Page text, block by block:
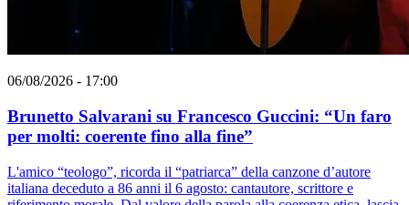
06/08/2026 - 17:00
Brunetto Salvarani su Francesco Guccini: “Un faro
per molti: coerente fino alla fine”
L'amico “teologo”, ricorda il “patriarca” della canzone d’autore
italiana deceduto a 86 anni il 6 agosto: cantautore, scrittore e